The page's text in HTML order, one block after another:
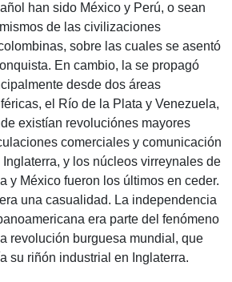
han sido México y Perú, o sean
de las civilizaciones
sobre las cuales se asentó
En cambio, la se propagó
desde dos áreas
el Río de la Plata y Venezuela,
existían revoluciónes mayores
comerciales y comunicación
Inglaterra, y los núcleos virreynales de
y México fueron los últimos en ceder.
una casualidad. La independencia
era parte del fenómeno
revolución burguesa mundial, que
su riñón industrial en Inglaterra.